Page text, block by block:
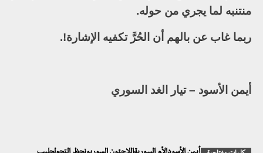
منتنبه لما يجري من حوله.
ربما غاب عن بالهم أن الحُرَّ تكفيه الإشارة!.
أيمن الأسود – تيار الغد السوري